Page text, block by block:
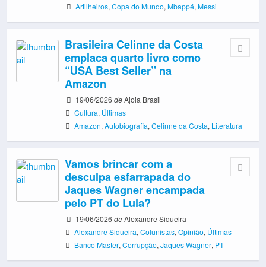
Artilheiros,Copa do Mundo, Mbappé, Messi
Brasileira Celinne da Costa
emplaca quarto livro como
“USA Best Seller” na
Amazon
19/06/2026deAjoia Brasil
Cultura, Últimas
Amazon,Autobiografia,Celinne da Costa, Literatura
Vamos brincar com a
desculpa esfarrapada do
Jaques Wagner encampada
pelo PT do Lula?
19/06/2026deAlexandre Siqueira
Alexandre Siqueira,Colunistas,Opinião, Últimas
Banco Master,Corrupção,Jaques Wagner, PT